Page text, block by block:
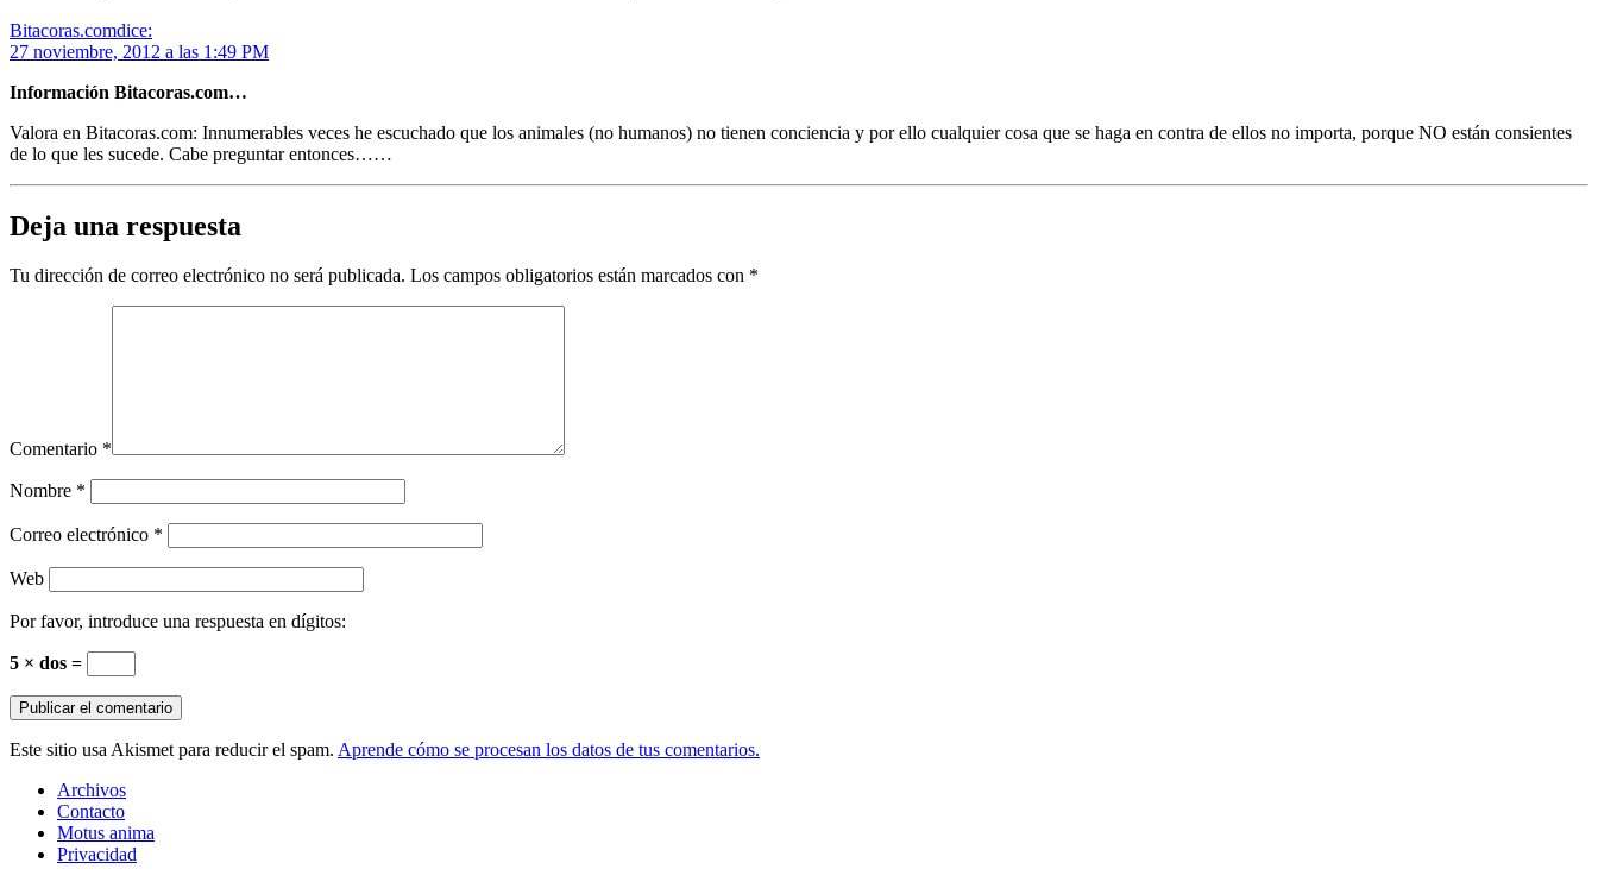
Bitacoras.comdice:
27 noviembre, 2012 a las 1:49 PM
Información Bitacoras.com…
Valora en Bitacoras.com: Innumerables veces he escuchado que los animales (no humanos) no tienen conciencia y por ello cualquier cosa que se haga en contra de ellos no importa, porque NO están consientes
de lo que les sucede. Cabe preguntar entonces……
Deja una respuesta
Tu dirección de correo electrónico no será publicada. Los campos obligatorios están marcados con *
Comentario *
Nombre *
Correo electrónico *
Web
Por favor, introduce una respuesta en dígitos:
5 × dos =
Este sitio usa Akismet para reducir el spam. Aprende cómo se procesan los datos de tus comentarios.
Archivos
Contacto
Motus anima
Privacidad